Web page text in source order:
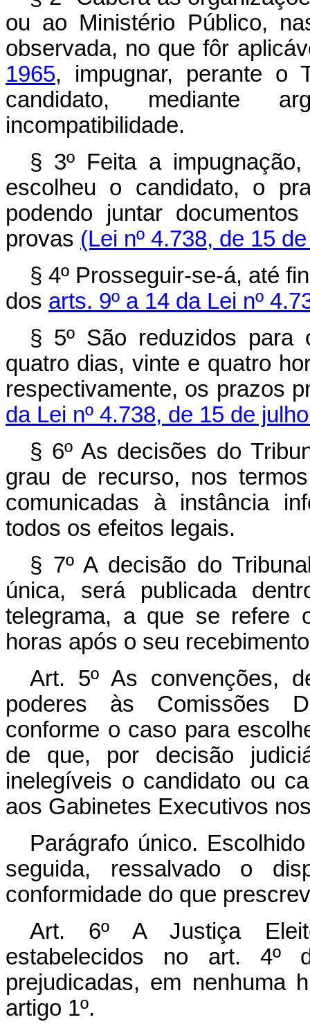
ou ao Ministério Público,
observada, no que fôr
1965, impugnar, perante o
candidato, mediante
incompatibilidade.
§ 3º Feita a
escolheu o candidato, o
podendo juntar
provas (Lei nº 4.738, de 15
§ 4º Prosseguir‑se‑á, até
dos arts. 9º a 14 da Lei nº
§ 5º São reduzidos
quatro dias, vinte e quatro
respectivamente, os prazos
da Lei nº 4.738, de 15 de
§ 6º As decisões do
grau ­de recurso, nos
comunicadas à instância
todos os efeitos legais.
§ 7º A decisão do
única, será publicada
telegrama, a que se refere
horas após o seu
Art. 5º As convenções,
poderes às Comissões
conforme o caso para
de que, por decisão
inelegíveis o candidato ou
aos Gabinetes Executivos
Parágrafo único.
seguida, ressalvado o
conformidade do que
Art. 6º A Justiça
estabelecidos no art. 4º
prejudicadas, em nenhuma
artigo 1º.